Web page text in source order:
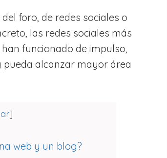
foro, de redes sociales o
las redes sociales más
funcionado de impulso,
alcanzar mayor área
]
web y un blog?